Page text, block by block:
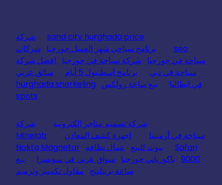
sand city hurghada price
شركة
seo
برنامج سياحي شهر العسل جورجيا
شركات
سياحة في جورجيا
شركة سياحة في جورجيا
افضل شركة
سياحة في دبي
برنامج اسطنبول 5 أيام
سائق عربي
في ايطاليا
بيع ساعة رولكس
hurghada snorkeling
spots
شركة تصميم متاجر الكترونية
شركة
سياحة في أرمينيا
اجهزة كشف المعادن
Minelab
Safari
بيوت للبيع عمال نظافة Nokta Magnetar
9000 باكورياني جورجيا سواق عربي في سويسرا
بيع
ساعة بريتلينج
مقاول تكسير وترميم